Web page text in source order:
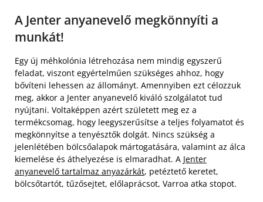
A Jenter anyanevelő megkönnyíti a
munkát!
Egy új méhkolónia létrehozása nem mindig egyszerű
feladat, viszont egyértelműen szükséges ahhoz, hogy
bővíteni lehessen az állományt. Amennyiben ezt célozzuk
meg, akkor a Jenter anyanevelő kiváló szolgálatot tud
nyújtani. Voltaképpen azért született meg ez a
termékcsomag, hogy leegyszerűsítse a teljes folyamatot és
megkönnyítse a tenyésztők dolgát. Nincs szükség a
jelenlétében bölcsőalapok mártogatására, valamint az álca
kiemelése és áthelyezése is elmaradhat. A Jenter
anyanevelő tartalmaz anyazárkát, petéztető keretet,
bölcsőtartót, tűzősejtet, előlaprácsot, Varroa atka stopot.